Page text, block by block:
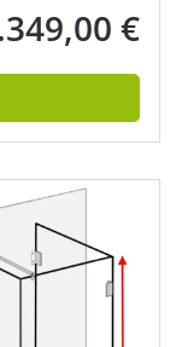
Preis:
€